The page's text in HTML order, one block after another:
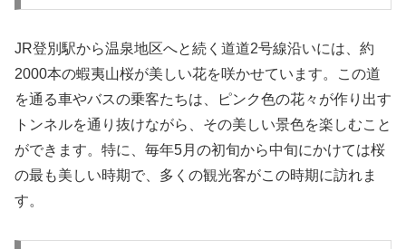
JR登別駅から温泉地区へと続く道道2号線沿いには、約
2000本の蝦夷山桜が美しい花を咲かせています。この道
を通る車やバスの乗客たちは、ピンク色の花々が作り出す
トンネルを通り抜けながら、その美しい景色を楽しむこと
ができます。特に、毎年5月の初旬から中旬にかけては桜
の最も美しい時期で、多くの観光客がこの時期に訪れま
す。